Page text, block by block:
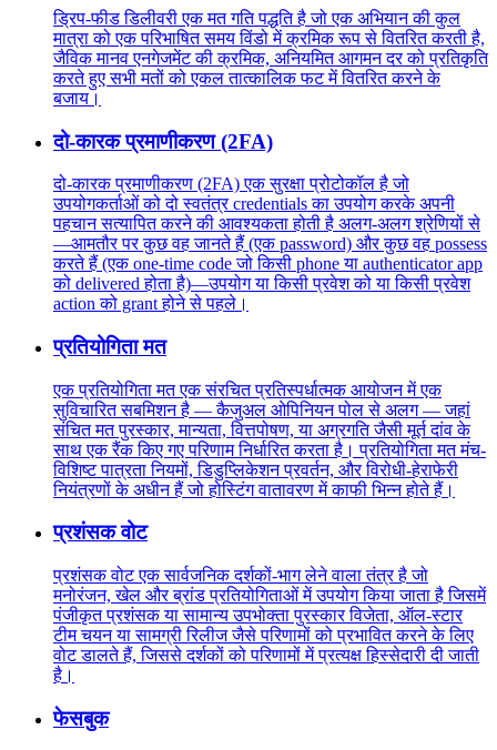
ड्रिप-फीड डिलीवरी एक मत गति पद्धति है जो एक अभियान की कुल
मात्रा को एक परिभाषित समय विंडो में क्रमिक रूप से वितरित करती है,
जैविक मानव एनगेजमेंट की क्रमिक, अनियमित आगमन दर को प्रतिकृति
करते हुए सभी मतों को एकल तात्कालिक फट में वितरित करने के
बजाय।
दो-कारक प्रमाणीकरण (2FA)
दो-कारक प्रमाणीकरण (2FA) एक सुरक्षा प्रोटोकॉल है जो
उपयोगकर्ताओं को दो स्वतंत्र credentials का उपयोग करके अपनी
पहचान सत्यापित करने की आवश्यकता होती है अलग-अलग श्रेणियों से
—आमतौर पर कुछ वह जानते हैं (एक password) और कुछ वह possess
करते हैं (एक one-time code जो किसी phone या authenticator app
को delivered होता है)—उपयोग या किसी प्रवेश को या किसी प्रवेश
action को grant होने से पहले।
प्रतियोगिता मत
एक प्रतियोगिता मत एक संरचित प्रतिस्पर्धात्मक आयोजन में एक
सुविचारित सबमिशन है — कैजुअल ओपिनियन पोल से अलग — जहां
संचित मत पुरस्कार, मान्यता, वित्तपोषण, या अग्रगति जैसी मूर्त दांव के
साथ एक रैंक किए गए परिणाम निर्धारित करता है। प्रतियोगिता मत मंच-
विशिष्ट पात्रता नियमों, डिडुप्लिकेशन प्रवर्तन, और विरोधी-हेराफेरी
नियंत्रणों के अधीन हैं जो होस्टिंग वातावरण में काफी भिन्न होते हैं।
प्रशंसक वोट
प्रशंसक वोट एक सार्वजनिक दर्शकों-भाग लेने वाला तंत्र है जो
मनोरंजन, खेल और ब्रांड प्रतियोगिताओं में उपयोग किया जाता है जिसमें
पंजीकृत प्रशंसक या सामान्य उपभोक्ता पुरस्कार विजेता, ऑल-स्टार
टीम चयन या सामग्री रिलीज जैसे परिणामों को प्रभावित करने के लिए
वोट डालते हैं, जिससे दर्शकों को परिणामों में प्रत्यक्ष हिस्सेदारी दी जाती
है।
फेसबुक